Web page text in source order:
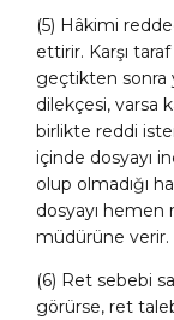
(5) Hâkimi
ettirir. Karşı
geçtikten sonra
dilekçesi, varsa
birlikte reddi
içinde dosyayı
olup olmadığı
dosyayı hemen
müdürüne verir.
(6) Ret sebebi
görürse, ret